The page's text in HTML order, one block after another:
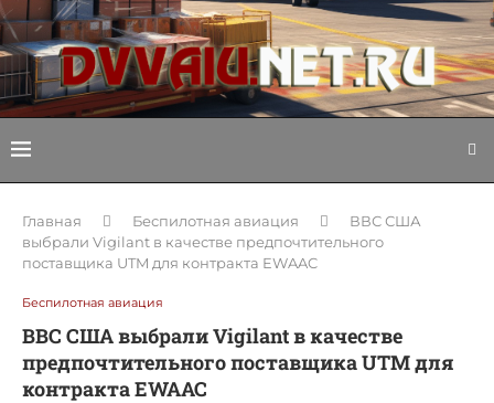
Главная Беспилотная авиация
ВВС США
выбрали Vigilant в качестве предпочтительного
поставщика UTM для контракта EWAAC
Беспилотная авиация
ВВС США выбрали Vigilant в качестве
предпочтительного поставщика UTM для
контракта EWAAC